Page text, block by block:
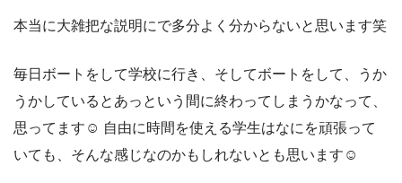
本当に大雑把な説明にで多分よく分からないと思います笑
毎日ボートをして学校に行き、そしてボートをして、うか
うかしているとあっという間に終わってしまうかなって、
思ってます☺︎ 自由に時間を使える学生はなにを頑張って
いても、そんな感じなのかもしれないとも思います☺︎